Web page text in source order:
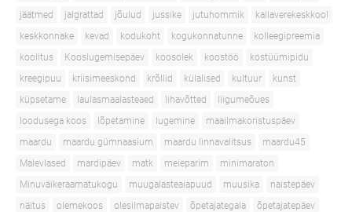
jäätmed
jalgrattad jõulud jussike jutuhommik
kallaverekeskkool
keskkonnake
kevad kodukoht kogukonnatunne
kolleegipreemia
koolitus
Kooslugemisepäev koosolek koostöö
kostüümipidu
kreegipuu
kriisimeeskond krõllid külalised kultuur
kunst
küpsetame
laulasmaalasteaed lihavõtted
liigumeõues
loodusega koos
lõpetamine lugemine
maailmakoristuspäev
maardu
maardu gümnaasium maardu linnavalitsus
maardu45
Malevlased
mardipäev matk meieparim
minimaraton
Minuväikeraamatukogu
muugalasteaiapuud muusika
naistepäev
näitus
olemekoos olesilmapaistev õpetajategala
õpetajatepäev